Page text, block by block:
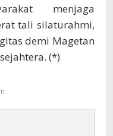
menjaga
tali silaturahmi,
demi Magetan
(*)